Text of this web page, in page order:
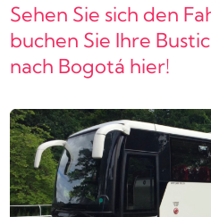
Sehen Sie sich den
buchen Sie Ihre
nach Bogotá hier!